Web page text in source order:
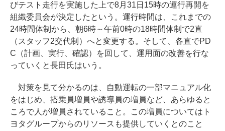
びテスト走行を実施した上で8月31日15時の運行再開を
組織委員会が決定したという。運行時間は、これまでの
24時間体制から、朝6時～午前0時の18時間体制で2直
（スタッフ2交代制）へと変更する。そして、各直でPD
C（計画、実行、確認）を回して、運用面の改善を行な
っていくと長田氏はいう。
対策を見て分かるのは、自動運転の一部マニュアル化
をはじめ、搭乗員増員や誘導員の増員など、あらゆると
ころで人が増員されていること。この増員についてはト
ヨタグループからのリソースも提供していくとのこと